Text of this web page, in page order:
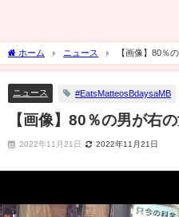
ホーム ニュース 【画像】80％
ニュース #EatsMatteosBdaysaMB
【画像】80％の男が右
2022年11月21日 2022年11月21日